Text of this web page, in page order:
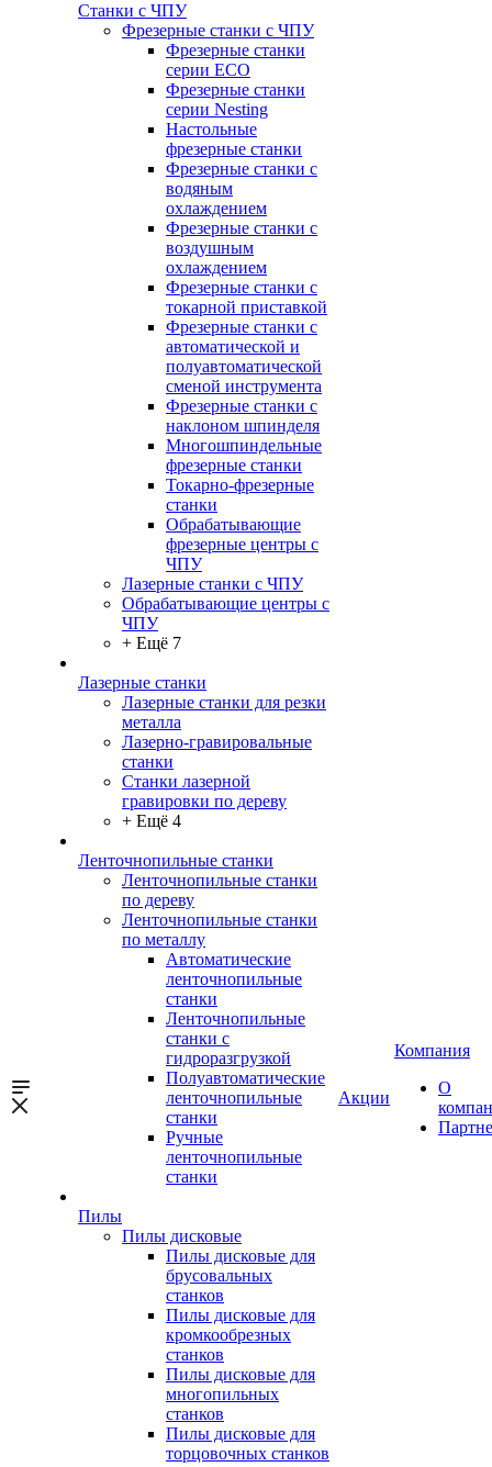
Станки с ЧПУ
Фрезерные станки с ЧПУ
Фрезерные станки
серии ECO
Фрезерные станки
серии Nesting
Настольные
фрезерные станки
Фрезерные станки с
водяным
охлаждением
Фрезерные станки с
воздушным
охлаждением
Фрезерные станки с
токарной приставкой
Фрезерные станки с
автоматической и
полуавтоматической
сменой инструмента
Фрезерные станки с
наклоном шпинделя
Многошпиндельные
фрезерные станки
Токарно-фрезерные
станки
Обрабатывающие
фрезерные центры с
ЧПУ
Лазерные станки с ЧПУ
Обрабатывающие центры с
ЧПУ
+ Ещё 7
Лазерные станки
Лазерные станки для резки
металла
Лазерно-гравировальные
станки
Станки лазерной
гравировки по дереву
+ Ещё 4
Ленточнопильные станки
Ленточнопильные станки
по дереву
Ленточнопильные станки
по металлу
Автоматические
ленточнопильные
станки
Ленточнопильные
станки с
гидроразгрузкой
Полуавтоматические
ленточнопильные
станки
Ручные
ленточнопильные
станки
Пилы
Пилы дисковые
Пилы дисковые для
брусовальных
станков
Пилы дисковые для
кромкообрезных
станков
Пилы дисковые для
многопильных
станков
Пилы дисковые для
торцовочных станков
Акции
Компания
О